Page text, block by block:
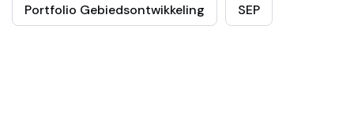
Portfolio Gebiedsontwikkeling SEP